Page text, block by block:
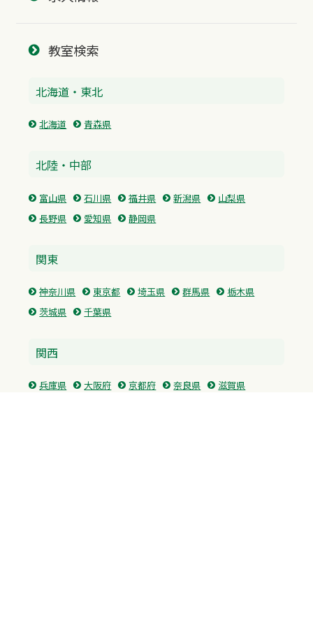
教室検索
北海道・東北
北海道 青森県
北陸・中部
富山県 石川県 福井県 新潟県
山梨県
長野県
愛知県 静岡県
関東
神奈川県 東京都 埼玉県 群馬県
栃木県
茨城県
千葉県
関西
兵庫県 大阪府 京都府 奈良県
滋賀県